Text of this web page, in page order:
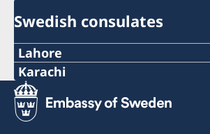
Swedish consulates
Lahore
Tel:
+92 42 3576 39 72
Karachi
Tel/WhatsApp:
021-300-0569458